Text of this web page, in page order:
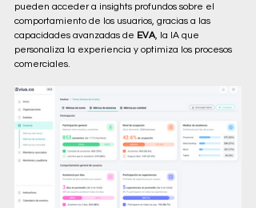
pueden acceder a insights profundos sobre el
comportamiento de los usuarios, gracias a las
capacidades avanzadas de EVA, la IA que
personaliza la experiencia y optimiza los procesos
comerciales.